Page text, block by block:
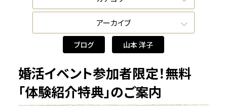
ブログ
カウンセラー
山本 洋子
羽出 梓
宮本 弥子
川村 なつき
アーカイブ
2025年10月
2024年1月
2023年12月
2023年11月
2023年10月
2023年9月
ブログ 山本 洋子
婚活イベント参加者限定！無料
「体験紹介特典」のご案内